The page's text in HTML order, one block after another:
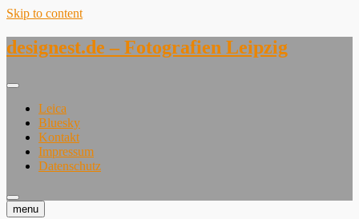
Skip to content
designest.de – Fotografien Leipzig
Leica
Bluesky
Kontakt
Impressum
Datenschutz
menu